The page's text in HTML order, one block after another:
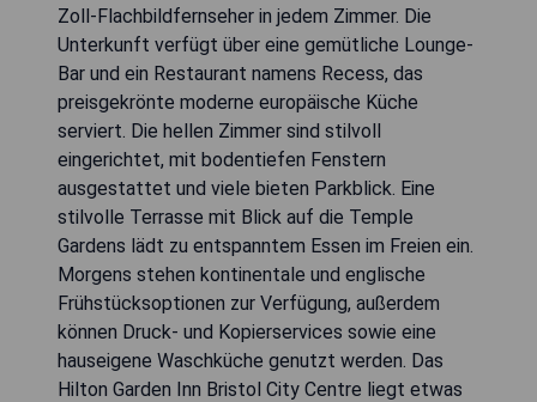
Zoll-Flachbildfernseher in jedem Zimmer. Die
Unterkunft verfügt über eine gemütliche Lounge-
Bar und ein Restaurant namens Recess, das
preisgekrönte moderne europäische Küche
serviert. Die hellen Zimmer sind stilvoll
eingerichtet, mit bodentiefen Fenstern
ausgestattet und viele bieten Parkblick. Eine
stilvolle Terrasse mit Blick auf die Temple
Gardens lädt zu entspanntem Essen im Freien ein.
Morgens stehen kontinentale und englische
Frühstücksoptionen zur Verfügung, außerdem
können Druck- und Kopierservices sowie eine
hauseigene Waschküche genutzt werden. Das
Hilton Garden Inn Bristol City Centre liegt etwas